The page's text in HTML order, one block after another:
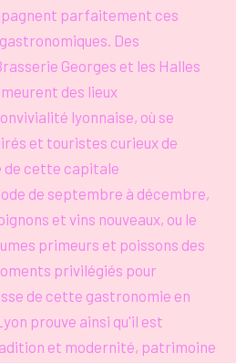
parfaitement ces
Des
Georges et les Halles
des lieux
lyonnaise, où se
et touristes curieux de
cette capitale
de septembre à décembre,
et vins nouveaux, ou le
primeurs et poissons des
privilégiés pour
de cette gastronomie en
prouve ainsi qu'il est
et modernité, patrimoine